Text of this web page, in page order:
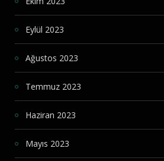
Eylül 2023
Ağustos 2023
Temmuz 2023
Haziran 2023
Mayıs 2023